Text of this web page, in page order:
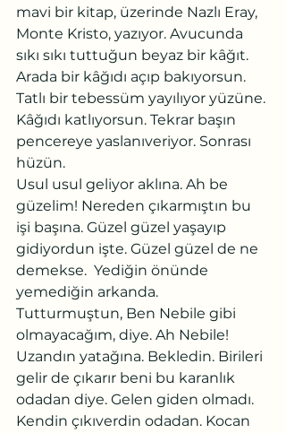
mavi bir kitap, üzerinde Nazlı Eray,
Monte Kristo, yazıyor. Avucunda
sıkı sıkı tuttuğun beyaz bir kâğıt.
Arada bir kâğıdı açıp bakıyorsun.
Tatlı bir tebessüm yayılıyor yüzüne.
Kâğıdı katlıyorsun. Tekrar başın
pencereye yaslanıveriyor. Sonrası
hüzün.
Usul usul geliyor aklına. Ah be
güzelim! Nereden çıkarmıştın bu
işi başına. Güzel güzel yaşayıp
gidiyordun işte. Güzel güzel de ne
demekse.  Yediğin önünde
yemediğin arkanda.
Tutturmuştun, Ben Nebile gibi
olmayacağım, diye. Ah Nebile!
Uzandın yatağına. Bekledin. Birileri
gelir de çıkarır beni bu karanlık
odadan diye. Gelen giden olmadı.
Kendin çıkıverdin odadan. Kocan